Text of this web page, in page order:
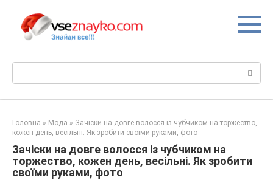
вмісту
Головна » Мода » Зачіски на довге волосся із чубчиком на торжество,
кожен день, весільні. Як зробити своїми руками, фото
Зачіски на довге волосся із чубчиком на
торжество, кожен день, весільні. Як зробити
своїми руками, фото